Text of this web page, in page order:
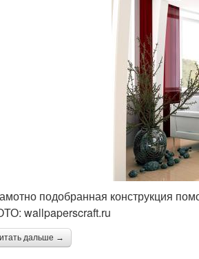
подобранная конструкция
wallpaperscraft.ru
дальше →